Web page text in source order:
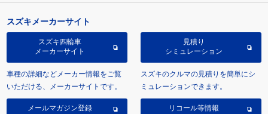
スズキメーカーサイト
スズキ四輪車
メーカーサイト
車種の詳細などメーカー情報をご覧
いただける、メーカーサイトです。
見積り
シミュレーション
スズキのクルマの見積りを簡単にシ
ミュレーションできます。
メールマガジン登録 リコール等情報